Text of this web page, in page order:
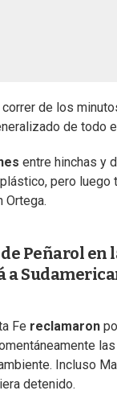
correr de los
de todo
entre hinchas y
pero
Ortega.
Peñarol en
a
Fe reclamaron
Incluso
detenido.